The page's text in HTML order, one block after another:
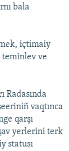
bala
içtimaiy
teminlev ve
Radasında
vaqtınca
qarşı
yerlerini terk
statusı